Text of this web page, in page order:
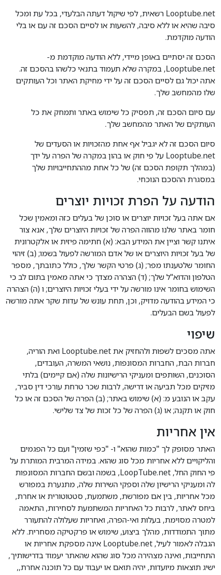
Looptube.net רשאית, לפי שיקול דעתה הבלעדי, בכל עת ומכל
סיבה שהיא או ללא סיבה, להשעות או לסיים הסכם זה עם או בלי
הודעה מוקדמת.
הסכם זה יסתיים באופן מיידי, ללא הודעה מוקדמת מ-
Looptube.net, במקרה שלא תעמוד בתנאי כלשהו בהסכם זה.
אתה יכול גם לסיים הסכם זה על ידי מחיקת האתר וכל העותקים
שלו מהמחשב שלך.
עם סיום הסכם זה, תפסיק כל שימוש באתר ותמחק את כל
העותקים של האתר מהמחשב שלך.
סיום הסכם זה לא יגביל אף אחת מהזכויות או הסעדים של
Looptube.net על פי חוק או בהון במקרה של הפרה על ידך
(במהלך תקופת הסכם זה) של כל אחת מההתחייבויות שלך
במסגרת ההסכם הנוכחי.
הודעה על הפרת זכויות יוצרים
אם אתה בעל זכויות יוצרים או סוכן של בעלים כזה ומאמין שכל
חומר באתר שלנו מהווה הפרה של זכויות היוצרים שלך, אנא צור
איתנו קשר וציין את המידע הבא: (א) חתימה פיזית או אלקטרונית
של בעל זכויות היוצרים או של אדם המורשה לפעול בשמו; (ב) זיהוי
החומר שלטענתו מפר; (ג) פרטי הקשר שלך, כולל כתובתך, מספר
הטלפון והדוא"ל שלך; (ד) הצהרה מצדך כי אתה מאמין בתום לב כי
השימוש בחומר אינו מורשה על ידי בעלי זכויות היוצרים; ו (ה) הצהרה
כי המידע בהודעה מדויק, וכן, תחת עונש של עדות שקר אתה מורשה
לפעול בשם הבעלים.
שיפוי
אתה מסכים לשפות ולהחזיק את Looptube.net ואת הוריה,
חברות הבת, החברות המסונפות, נושאי המשרה, העובדים,
הסוכנים, השותפים ומעניקי הרישיונות שלה (אם קיימים) בלתי
מזיקים מכל תביעה או דרישה, לרבות שכר טרחת עורכי דין סביר,
עקב או הנובע מ: (א) שימוש באתר; (ב) הפרה של הסכם זה או כל
חוק או תקנה; או (ג) הפרה של כל זכות של צד שלישי.
אין אחריות
האתר מסופק לך "כמות שהוא" ו- "כפי שזמין" ועם כל הפגמים
והליקויים ללא אחריות מכל סוג שהוא. במידה המרבית המותרת על
פי החוק החל, LoopTube.net, בשמה ובשם החברות המסונפות
לה ומעניקי הרישיון שלה וספקי השירות שלה, מתנערת במפורש
מכל אחריות, בין אם מפורשת, משתמעת, סטטוטורית או אחרת,
ביחס לאתר, לרבות כל האחריות המשתמעת לסחירות, התאמה
למטרה מסוימת, בעלות ואי-הפרה, ואחריות שעלולה להתעורר
מתוך התמודדות, מהלך ביצוע, שימוש או פרקטיקה מסחרית. ללא
הגבלה לאמור לעיל, Looptube.net אינה מספקת אחריות או
התחייבות, ואינה מצהירה מכל סוג שהוא שהאתר יעמוד בדרישותיך,
ישיג תוצאות מיועדות, יהיה תואם או יעבוד עם כל תוכנה אחרת,,